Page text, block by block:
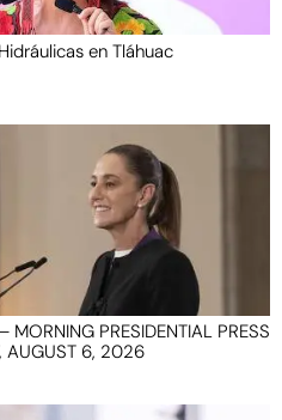
en Tláhuac
MORNING PRESIDENTIAL PRESS
AUGUST 6, 2026